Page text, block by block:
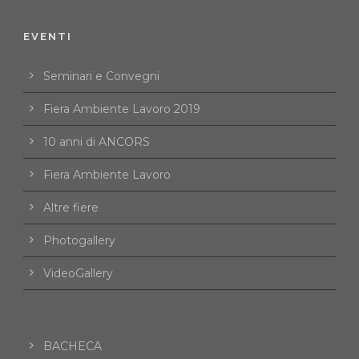
EVENTI
Seminari e Convegni
Fiera Ambiente Lavoro 2019
10 anni di ANCORS
Fiera Ambiente Lavoro
Altre fiere
Photogallery
VideoGallery
BACHECA